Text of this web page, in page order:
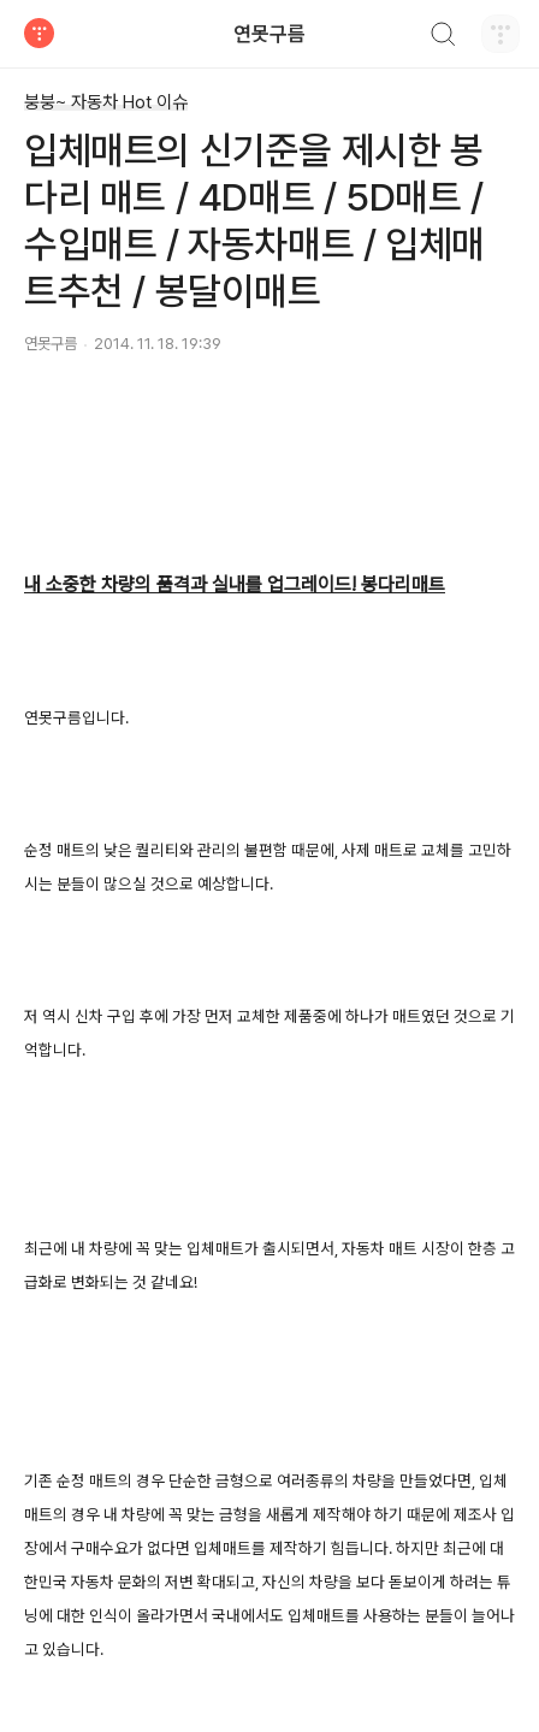
연못구름
붕붕~ 자동차 Hot 이슈
입체매트의 신기준을 제시한 봉
다리 매트 / 4D매트 / 5D매트 /
수입매트 / 자동차매트 / 입체매
트추천 / 봉달이매트
연못구름 2014. 11. 18. 19:39
내 소중한 차량의 품격과 실내를 업그레이드! 봉다리매트
​연못구름입니다.
순정 매트의 낮은 퀄리티와 관리의 불편함 때문에, 사제 매트로 교체를 고민하
시는 분들이 많으실 것으로 예상합니다.
저 역시 신차 구입 후에 가장 먼저 교체한 제품중에 하나가 매트였던 것으로 기
억합니다.
최근에 내 차량에 꼭 맞는 입체매트가 출시되면서, 자동차 매트 시장이 한층 고
급화로 변화되는 것 같네요!
기존 순정 매트의 경우 단순한 금형으로 여러종류의 차량을 만들었다면, 입체
매트의 경우 내 차량에 꼭 맞는 금형을 새롭게 제작해야 하기 때문에 제조사 입
장에서 구매수요가 없다면 입체매트를 제작하기 힘듭니다. 하지만 최근에 대
한민국 자동차 문화의 저변 확대되고, 자신의 차량을 보다 돋보이게 하려는 튜
닝에 대한 인식이 올라가면서 국내에서도 입체매트를 사용하는 분들이 늘어나
고 있습니다.